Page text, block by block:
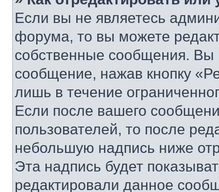
Если вы не являетесь
форума, то вы можете
собственные сообщения. Вы
сообщение, нажав кнопку
лишь в течение
Если после вашего
пользователей, то после
небольшую надпись ниже
Эта надпись будет
редактировали данное